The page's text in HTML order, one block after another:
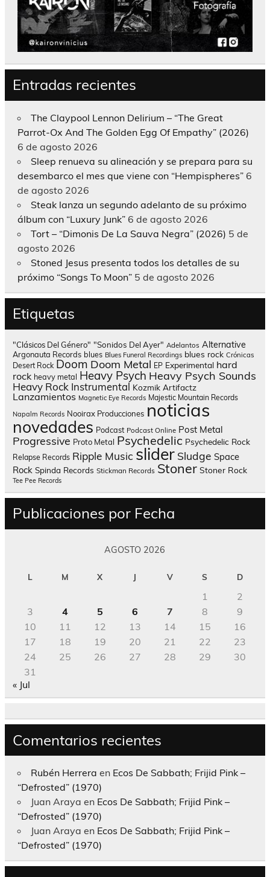
Entradas recientes
The Claypool Lennon Delirium – “The Great
Parrot-Ox And The Golden Egg Of Empathy” (2026)
6 de agosto 2026
Sleep renueva su alineación y se prepara para su
desembarco el mes que viene con “Hempispheres” 6
de agosto 2026
Steak lanza un segundo adelanto de su próximo
álbum con “Luxury Junk” 6 de agosto 2026
Tort – “Dimonis De La Sauva Negra” (2026) 5 de
agosto 2026
Stoned Jesus presenta todos los detalles de su
próximo “Songs To Moon” 5 de agosto 2026
Etiquetas
"Clásicos Del Género" "Sonidos Del Ayer" Adelantos Alternative
Argonauta Records blues Blues Funeral Recordings blues rock Crónicas
Desert Rock Doom Doom Metal EP Experimental hard
rock heavy metal Heavy Psych Heavy Psych Sounds
Heavy Rock Instrumental Kozmik Artifactz
Lanzamientos Magnetic Eye Records Majestic Mountain Records
Napalm Records Nooirax Producciones noticias
novedades Podcast Podcast Online Post Metal
Progressive Proto Metal Psychedelic Psychedelic Rock
Relapse Records Ripple Music slider Sludge Space
Rock Spinda Records Stickman Records Stoner Stoner Rock
Tee Pee Records
Publicaciones por Fecha
AGOSTO 2026
L M X J V S D
1
2
3
4 5 6 7 8
9
10
11 12 13 14 15
16
17
18 19 20 21 22
23
24
25 26 27 28 29
30
31
« Jul
Comentarios recientes
Rubén Herrera en Ecos De Sabbath; Frijid Pink –
“Defrosted” (1970)
Juan Araya en Ecos De Sabbath; Frijid Pink –
“Defrosted” (1970)
Juan Araya en Ecos De Sabbath; Frijid Pink –
“Defrosted” (1970)